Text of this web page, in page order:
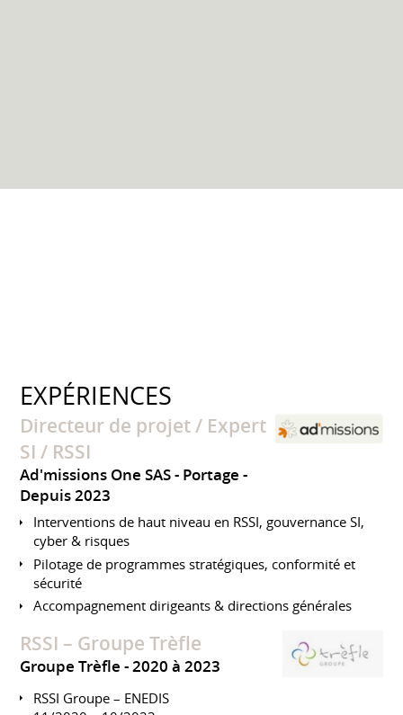
EXPÉRIENCES
Directeur de projet / Expert
SI / RSSI
Ad'missions One SAS - Portage
Depuis 2023
Interventions de haut niveau en RSSI, gouvernance SI,
cyber & risques
Pilotage de programmes stratégiques, conformité et
sécurité
Accompagnement dirigeants & directions générales
RSSI – Groupe Trèfle
Groupe Trèfle 2020 à 2023
RSSI Groupe – ENEDIS